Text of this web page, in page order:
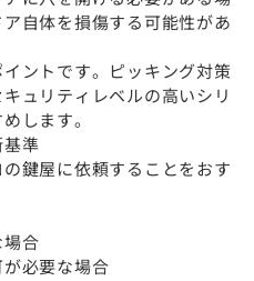
自体を損傷する可能性があ
ントです。ピッキング対策
ュリティレベルの高いシリ
します。
準
鍵屋に依頼することをおす
合
必要な場合